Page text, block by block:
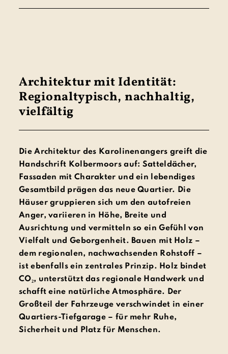
Architektur mit Identität:
Regionaltypisch, nachhaltig,
vielfältig
Die Architektur des Karolinenangers greift die
Handschrift Kolbermoors auf: Satteldächer,
Fassaden mit Charakter und ein lebendiges
Gesamtbild prägen das neue Quartier. Die
Häuser gruppieren sich um den autofreien
Anger, variieren in Höhe, Breite und
Ausrichtung und vermitteln so ein Gefühl von
Vielfalt und Geborgenheit. Bauen mit Holz –
dem regionalen, nachwachsenden Rohstoff –
ist ebenfalls ein zentrales Prinzip. Holz bindet
CO₂, unterstützt das regionale Handwerk und
schafft eine natürliche Atmosphäre. Der
Großteil der Fahrzeuge verschwindet in einer
Quartiers-Tiefgarage – für mehr Ruhe,
Sicherheit und Platz für Menschen.